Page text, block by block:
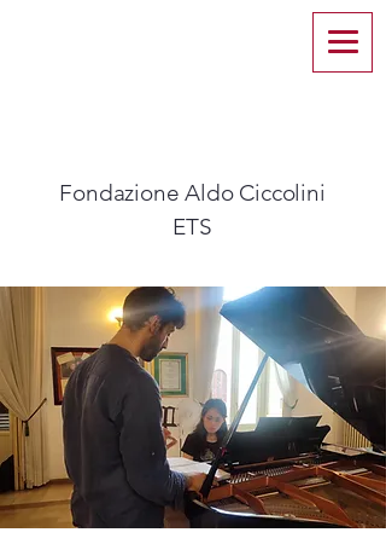
Fondazione Aldo Ciccolini
ETS​